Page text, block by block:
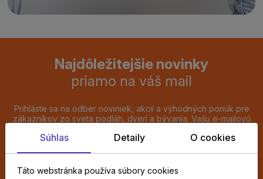
Najdôležitejšie novinky
priamo na váš mail
Prihláste sa na odber noviniek, akcií a výhodných ponúk pre
zákazníkov zo sveta podláh, dverí a bývania. Vašu e-mailovú
mailov. Prihlásenie dokončíte kliknutím na potvrdzovací odkaz,
Súhlas Detaily O cookies
Táto webstránka používa súbory cookies